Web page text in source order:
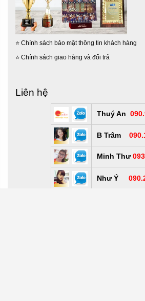
⭐ Chính sách bảo mật thông tin khách hàng
⭐ Chính sách giao hàng và đổi trả
Liên hệ
Thuý An
B Trâm
Minh Thư
Như Ý